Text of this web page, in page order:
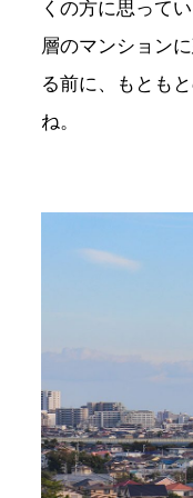
くの方に思って
層のマンション
る前に、もとも
ね。